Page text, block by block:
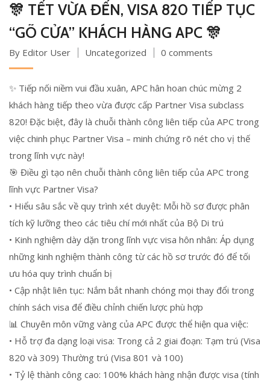
🎊 TẾT VỪA ĐẾN, VISA 820 TIẾP TỤC
“GÕ CỬA” KHÁCH HÀNG APC 🎊
By Editor User Uncategorized 0 comments
✨ Tiếp nối niềm vui đầu xuân, APC hân hoan chúc mừng 2
khách hàng tiếp theo vừa được cấp Partner Visa subclass
820! Đặc biệt, đây là chuỗi thành công liên tiếp của APC trong
việc chinh phục Partner Visa – minh chứng rõ nét cho vị thế
trong lĩnh vực này!
🎯 Điều gì tạo nên chuỗi thành công liên tiếp của APC trong
lĩnh vực Partner Visa?
• Hiểu sâu sắc về quy trình xét duyệt: Mỗi hồ sơ được phân
tích kỹ lưỡng theo các tiêu chí mới nhất của Bộ Di trú
• Kinh nghiệm dày dặn trong lĩnh vực visa hôn nhân: Áp dụng
những kinh nghiệm thành công từ các hồ sơ trước đó để tối
ưu hóa quy trình chuẩn bị
• Cập nhật liên tục: Nắm bắt nhanh chóng mọi thay đổi trong
chính sách visa để điều chỉnh chiến lược phù hợp
📊 Chuyên môn vững vàng của APC được thể hiện qua việc:
• Hỗ trợ đa dạng loại visa: Trong cả 2 giai đoạn: Tạm trú (Visa
820 và 309) Thường trú (Visa 801 và 100)
• Tỷ lệ thành công cao: 100% khách hàng nhận được visa (tính